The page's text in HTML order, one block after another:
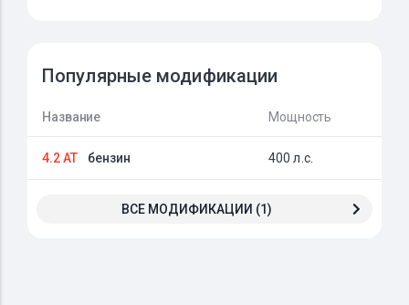
Популярные модификации
Название Мощность
4.2 AT бензин 400 л.с.
ВСЕ МОДИФИКАЦИИ (1)